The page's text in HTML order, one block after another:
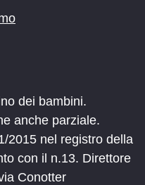
dei bambini.
anche parziale.
2015 nel registro della
con il n.13. Direttore
Conotter